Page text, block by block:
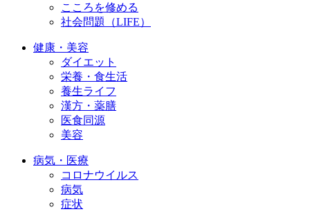
こころを修める
社会問題（LIFE）
健康・美容
ダイエット
栄養・食生活
養生ライフ
漢方・薬膳
医食同源
美容
病気・医療
コロナウイルス
病気
症状